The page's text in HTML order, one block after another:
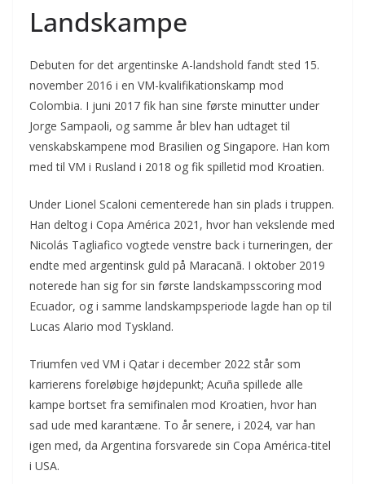
Landskampe
Debuten for det argentinske A-landshold fandt sted 15.
november 2016 i en VM-kvalifikationskamp mod
Colombia. I juni 2017 fik han sine første minutter under
Jorge Sampaoli, og samme år blev han udtaget til
venskabskampene mod Brasilien og Singapore. Han kom
med til VM i Rusland i 2018 og fik spilletid mod Kroatien.
Under Lionel Scaloni cementerede han sin plads i truppen.
Han deltog i Copa América 2021, hvor han vekslende med
Nicolás Tagliafico vogtede venstre back i turneringen, der
endte med argentinsk guld på Maracanã. I oktober 2019
noterede han sig for sin første landskampsscoring mod
Ecuador, og i samme landskampsperiode lagde han op til
Lucas Alario mod Tyskland.
Triumfen ved VM i Qatar i december 2022 står som
karrierens foreløbige højdepunkt; Acuña spillede alle
kampe bortset fra semifinalen mod Kroatien, hvor han
sad ude med karantæne. To år senere, i 2024, var han
igen med, da Argentina forsvarede sin Copa América-titel
i USA.